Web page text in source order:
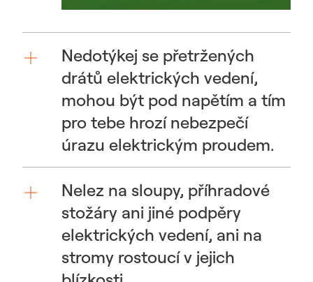
Nedotýkej se přetržených
drátů elektrických vedení,
mohou být pod napětím a tím
pro tebe hrozí nebezpečí
úrazu elektrickým proudem.
Nelez na sloupy, příhradové
stožáry ani jiné podpěry
elektrických vedení, ani na
stromy rostoucí v jejich